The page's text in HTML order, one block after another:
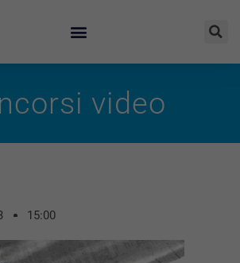
video
15:00